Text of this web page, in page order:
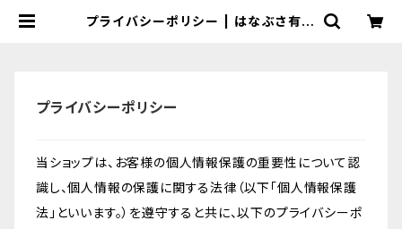
プライバシーポリシー | はなぶさ有機
プライバシーポリシー
当ショップは、お客様の個人情報保護の重要性について認
識し、個人情報の保護に関する法律（以下「個人情報保護
法」といいます。）を遵守すると共に、以下のプライバシーポ